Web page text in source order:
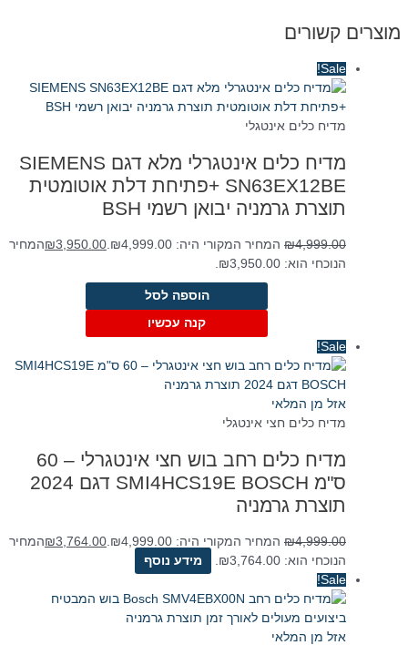
מוצרים קשורים
Sale!
מדיח כלים אינטגלי
מדיח כלים אינטגרלי מלא דגם SIEMENS
SN63EX12BE +פתיחת דלת אוטומטית
תוצרת גרמניה יבואן רשמי BSH
₪4,999.00 המחיר המקורי היה: ₪4,999.00. ₪3,950.00
המחיר
הנוכחי הוא: ₪3,950.00.
הוספה לסל
קנה עכשיו
Sale!
אזל מן המלאי
מדיח כלים חצי אינטגלי
מדיח כלים רחב בוש חצי אינטגרלי – 60
ס"מ SMI4HCS19E BOSCH דגם 2024
תוצרת גרמניה
₪4,999.00 המחיר המקורי היה: ₪4,999.00. ₪3,764.00
המחיר
הנוכחי הוא: ₪3,764.00.
מידע נוסף
Sale!
אזל מן המלאי